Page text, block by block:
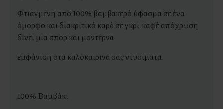
Φτιαγμένη από 100% βαμβακερό ύφασμα σε ένα
όμορφο και διακριτικό καρό σε γκρι-καφέ απόχρωση
δίνει μια σπορ και μοντέρνα
εμφάνιση στα καλοκαιρινά σας ντυσίματα.
100% Βαμβάκι